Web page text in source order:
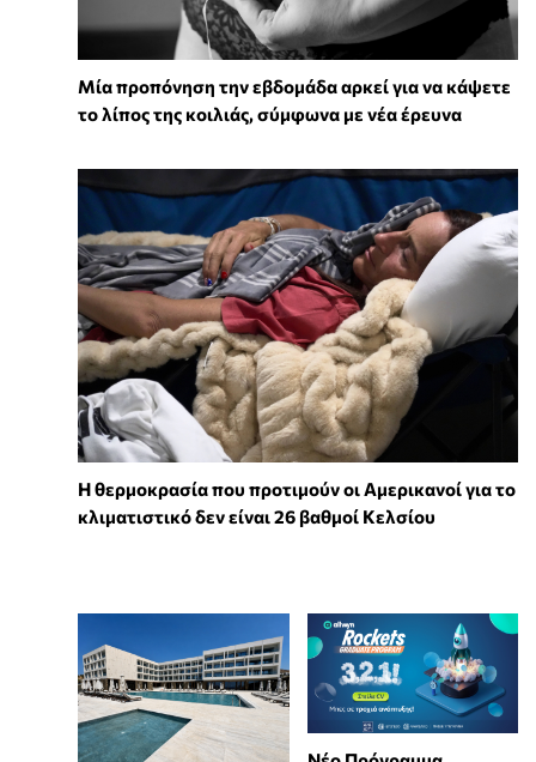
Μία προπόνηση την εβδομάδα αρκεί για να κάψετε
το λίπος της κοιλιάς, σύμφωνα με νέα έρευνα
Η θερμοκρασία που προτιμούν οι Αμερικανοί για το
κλιματιστικό δεν είναι 26 βαθμοί Κελσίου